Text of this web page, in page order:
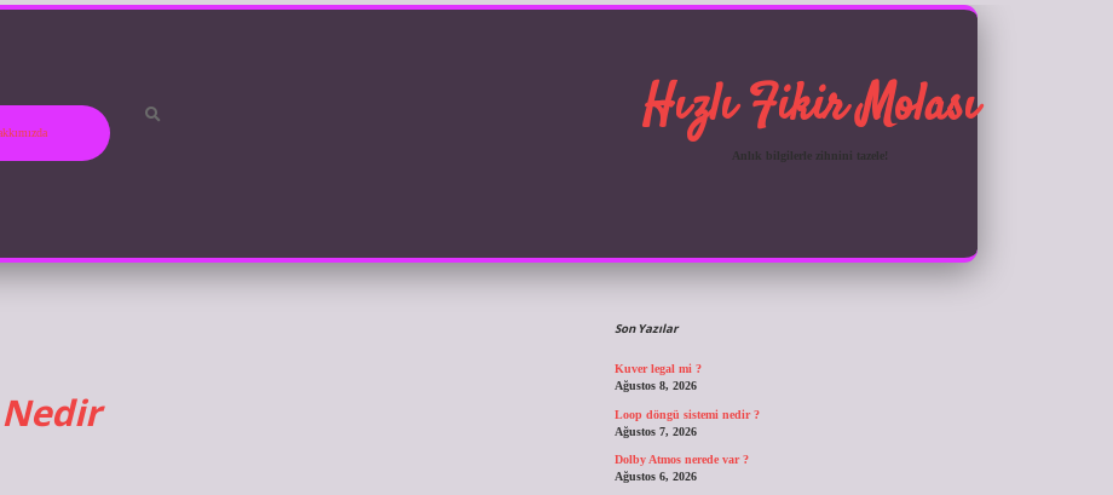
Hızlı Fikir Molası
Anlık bilgilerle zihnini tazele!
Sidebar
Son Yazılar
Kuver legal mi ?
Ağustos 8, 2026
Loop döngü sistemi nedir ?
Ağustos 7, 2026
Dolby Atmos nerede var ?
Ağustos 6, 2026